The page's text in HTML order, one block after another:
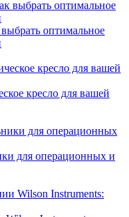
оптимальное
кресло для вашей
для операционных и